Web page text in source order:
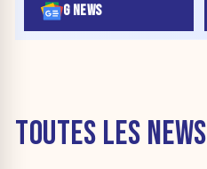
G NEWS
TOUTES LES NEWS